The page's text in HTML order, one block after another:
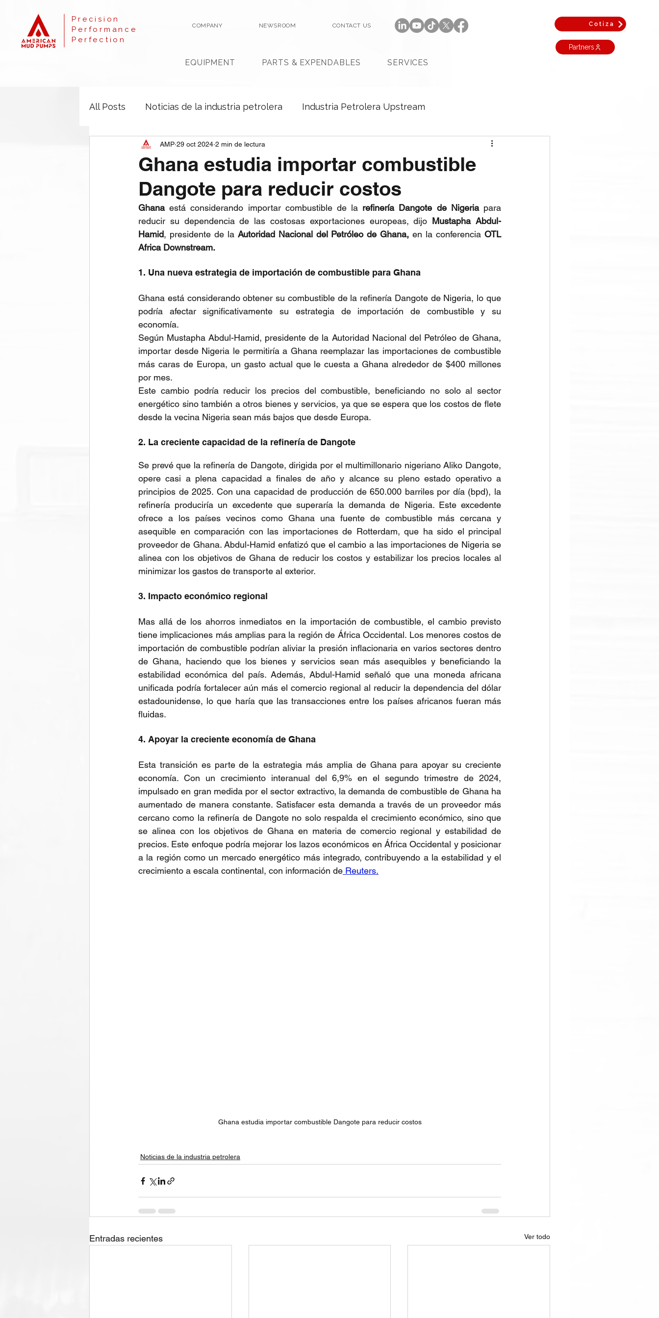
Precision
Performance
Perfection
COMPANY NEWSROOM CONTACT US
EQUIPMENT PARTS & EXPENDABLES SERVICES
Cotiza
Partners
All Posts Noticias de la industria petrolera Industria Petrolera Upstream
Ghana estudia importar combustible
Dangote para reducir costos
AMP 29 oct 2024 2 min de lectura
Ghana está considerando importar combustible de la refinería Dangote de Nigeria para
reducir su dependencia de las costosas exportaciones europeas, dijo Mustapha Abdul-
Hamid, presidente de la Autoridad Nacional del Petróleo de Ghana, en la conferencia OTL
Africa Downstream.
1. Una nueva estrategia de importación de combustible para Ghana
Ghana está considerando obtener su combustible de la refinería Dangote de Nigeria, lo que
podría afectar significativamente su estrategia de importación de combustible y su
economía.
Según Mustapha Abdul-Hamid, presidente de la Autoridad Nacional del Petróleo de Ghana,
importar desde Nigeria le permitiría a Ghana reemplazar las importaciones de combustible
más caras de Europa, un gasto actual que le cuesta a Ghana alrededor de $400 millones
por mes.
Este cambio podría reducir los precios del combustible, beneficiando no solo al sector
energético sino también a otros bienes y servicios, ya que se espera que los costos de flete
desde la vecina Nigeria sean más bajos que desde Europa.
2. La creciente capacidad de la refinería de Dangote
Se prevé que la refinería de Dangote, dirigida por el multimillonario nigeriano Aliko Dangote,
opere casi a plena capacidad a finales de año y alcance su pleno estado operativo a
principios de 2025. Con una capacidad de producción de 650.000 barriles por día (bpd), la
refinería produciría un excedente que superaría la demanda de Nigeria. Este excedente
ofrece a los países vecinos como Ghana una fuente de combustible más cercana y
asequible en comparación con las importaciones de Rotterdam, que ha sido el principal
proveedor de Ghana. Abdul-Hamid enfatizó que el cambio a las importaciones de Nigeria se
alinea con los objetivos de Ghana de reducir los costos y estabilizar los precios locales al
minimizar los gastos de transporte al exterior.
3. Impacto económico regional
Mas allá de los ahorros inmediatos en la importación de combustible, el cambio previsto
tiene implicaciones más amplias para la región de África Occidental. Los menores costos de
importación de combustible podrían aliviar la presión inflacionaria en varios sectores dentro
de Ghana, haciendo que los bienes y servicios sean más asequibles y beneficiando la
estabilidad económica del país. Además, Abdul-Hamid señaló que una moneda africana
unificada podría fortalecer aún más el comercio regional al reducir la dependencia del dólar
estadounidense, lo que haría que las transacciones entre los países africanos fueran más
fluidas.
4. Apoyar la creciente economía de Ghana
Esta transición es parte de la estrategia más amplia de Ghana para apoyar su creciente
economía. Con un crecimiento interanual del 6,9% en el segundo trimestre de 2024,
impulsado en gran medida por el sector extractivo, la demanda de combustible de Ghana ha
aumentado de manera constante. Satisfacer esta demanda a través de un proveedor más
cercano como la refinería de Dangote no solo respalda el crecimiento económico, sino que
se alinea con los objetivos de Ghana en materia de comercio regional y estabilidad de
precios. Este enfoque podría mejorar los lazos económicos en África Occidental y posicionar
a la región como un mercado energético más integrado, contribuyendo a la estabilidad y el
crecimiento a escala continental, con información de Reuters.
Ghana estudia importar combustible Dangote para reducir costos
Noticias de la industria petrolera
Entradas recientes Ver todo